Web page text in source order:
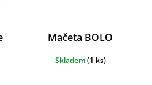
Mačeta BOLO
Skladem(1 ks)